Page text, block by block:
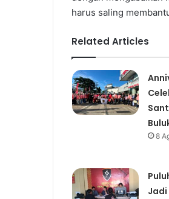
harus saling
Related Articles
8
Jadi